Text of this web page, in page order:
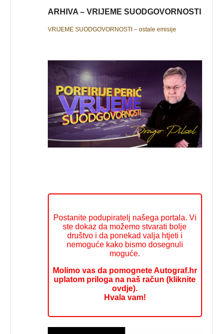
ARHIVA – VRIJEME SUODGOVORNOSTI
VRIJEME SUODGOVORNOSTI – ostale emisije
Postanite podupiratelj našega portala. Vi
ste dokaz da možemo stvarati bolje
društvo i da ponekad valja htjeti i
nemoguće kako bismo dosegnuli
moguće.
Molimo vas da pomognete Autograf.hr
uplatom priloga na naš račun (kliknite
ovdje).
Hvala vam!